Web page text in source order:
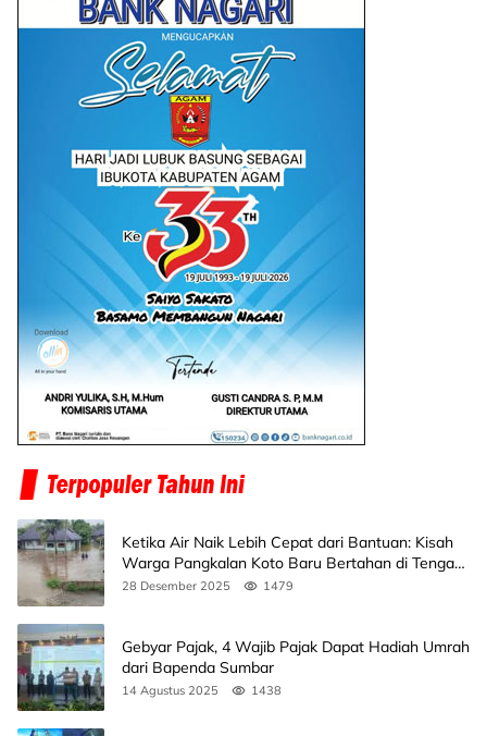
Ketika Air Naik Lebih Cepat dari Bantuan: Kisah
Warga Pangkalan Koto Baru Bertahan di Tengah
Banjir
28 Desember 2025 1479
Gebyar Pajak, 4 Wajib Pajak Dapat Hadiah Umrah
dari Bapenda Sumbar
14 Agustus 2025 1438